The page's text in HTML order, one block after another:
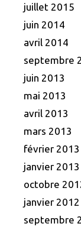
juillet 2015
juin 2014
avril 2014
septembre
juin 2013
mai 2013
avril 2013
mars 2013
février 2013
janvier 2013
octobre
janvier 2012
septembre